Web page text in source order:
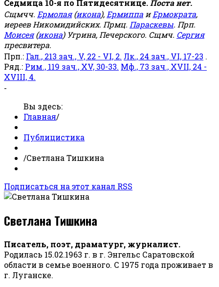
Седмица 10-я по Пятидесятнице. Поста нет.
Сщмчч. Ермолая(икона), Ермиппа иЕрмократа,
иереев Никомидийских. Прмц. Параскевы. Прп.
Моисея(икона) Угрина, Печерского. Сщмч. Сергия
пресвитера.
Прп.: Гал., 213 зач., V, 22 - VI, 2. Лк., 24 зач., VI, 17-23 .
Ряд.: Рим., 119 зач., XV, 30-33. Мф., 73 зач., XVII, 24 -
XVIII, 4.
-
Вы здесь:
Главная/
Публицистика
/Светлана Тишкина
Подписаться на этот канал RSS
Светлана Тишкина
Писатель, поэт, драматург, журналист.
Родилась 15.02.1963 г. в г. Энгельс Саратовской
области в семье военного. С 1975 года проживает в
г. Луганске.